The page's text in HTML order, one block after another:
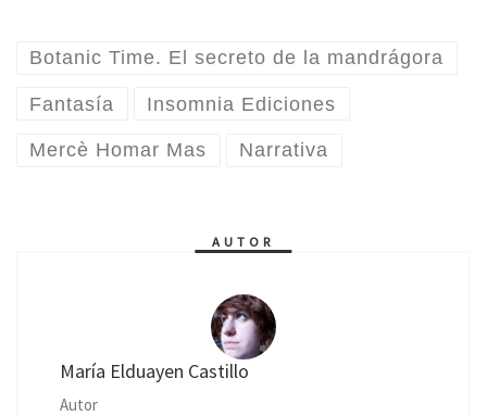
Botanic Time. El secreto de la mandrágora
Fantasía Insomnia Ediciones
Mercè Homar Mas Narrativa
AUTOR
María Elduayen Castillo
Autor